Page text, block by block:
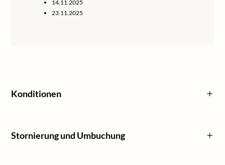
14.11.2025
23.11.2025
Konditionen
Stornierung und Umbuchung